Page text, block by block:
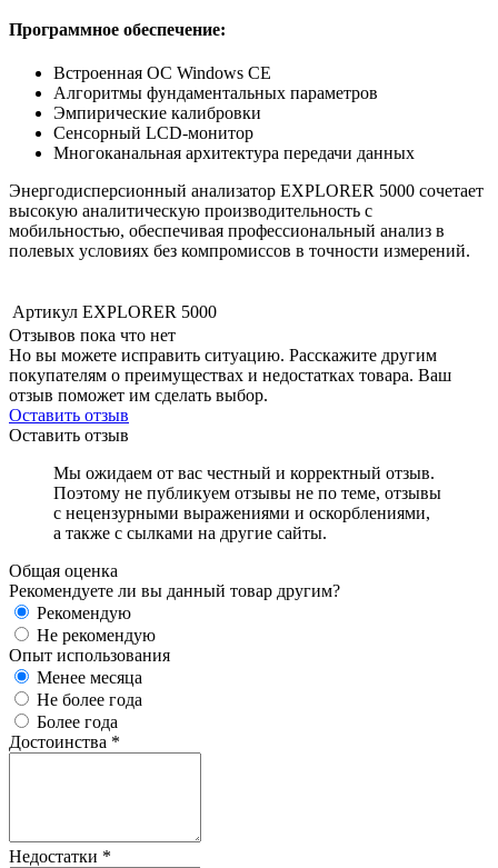
Программное обеспечение:
Встроенная ОС Windows CE
Алгоритмы фундаментальных параметров
Эмпирические калибровки
Сенсорный LCD-монитор
Многоканальная архитектура передачи данных
Энергодисперсионный анализатор EXPLORER 5000 сочетает
высокую аналитическую производительность с
мобильностью, обеспечивая профессиональный анализ в
полевых условиях без компромиссов в точности измерений.
Артикул EXPLORER 5000
Отзывов пока что нет
Но вы можете исправить ситуацию. Расскажите другим
покупателям о преимуществах и недостатках товара. Ваш
отзыв поможет им сделать выбор.
Оставить отзыв
Оставить отзыв
Мы ожидаем от вас честный и корректный отзыв.
Поэтому не публикуем отзывы не по теме, отзывы
с нецензурными выражениями и оскорблениями,
а также с сылками на другие сайты.
Общая оценка
Рекомендуете ли вы данный товар другим?
Рекомендую
Не рекомендую
Опыт использования
Менее месяца
Не более года
Более года
Достоинства *
Недостатки *